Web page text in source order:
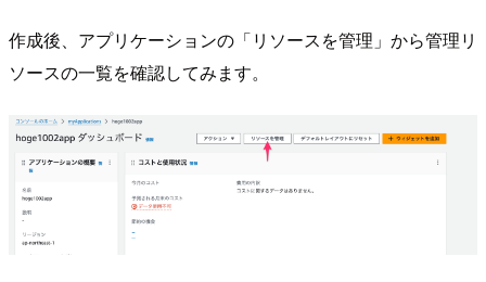
作成後、アプリケーションの「リソースを管理」から管理リ
ソースの一覧を確認してみます。